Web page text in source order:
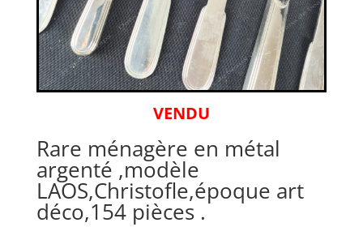
VENDU
Rare ménagère en métal
argenté ,modèle
LAOS,Christofle,époque art
déco,154 pièces .